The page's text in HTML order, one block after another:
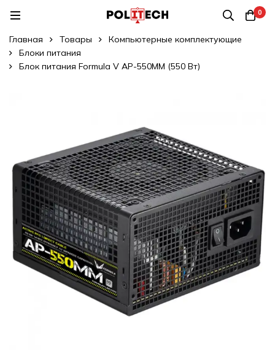
0
Главная Товары
Компьютерные комплектующие
Блоки питания
Блок питания Formula V AP-550MM (550 Вт)